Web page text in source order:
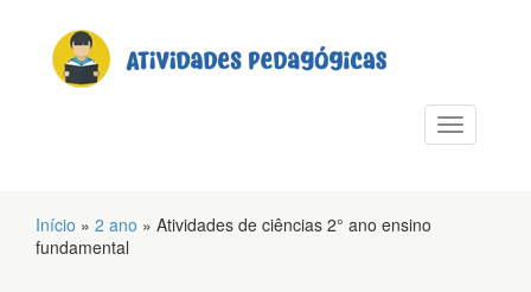
Alternar
Início » 2 ano » Atividades de ciências 2° ano ensino
fundamental